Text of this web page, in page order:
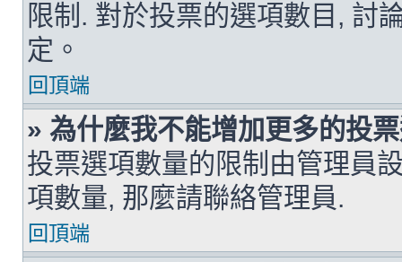
限制. 對於投票的選項數目, 討
定。
回頂端
» 為什麼我不能增加更多的投
投票選項數量的限制由管理員
項數量, 那麼請聯絡管理員.
回頂端